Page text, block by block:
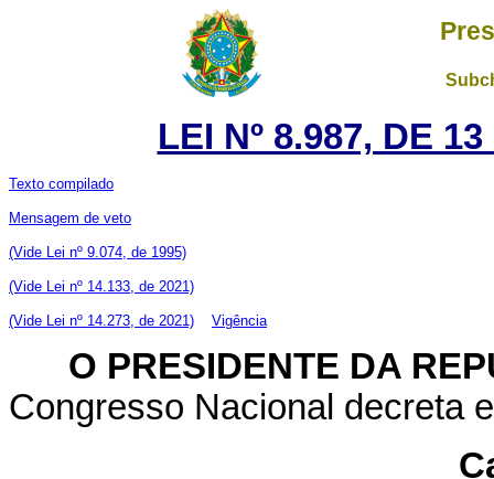
LEI Nº 8.987, DE
Texto compilado
Mensagem de veto
(Vide Lei nº 9.074, de 1995)
(Vide Lei nº 14.133, de 2021)
(Vide Lei nº 14.273, de 2021) Vigência
O PRESIDENTE DA
Congresso Nacional decreta